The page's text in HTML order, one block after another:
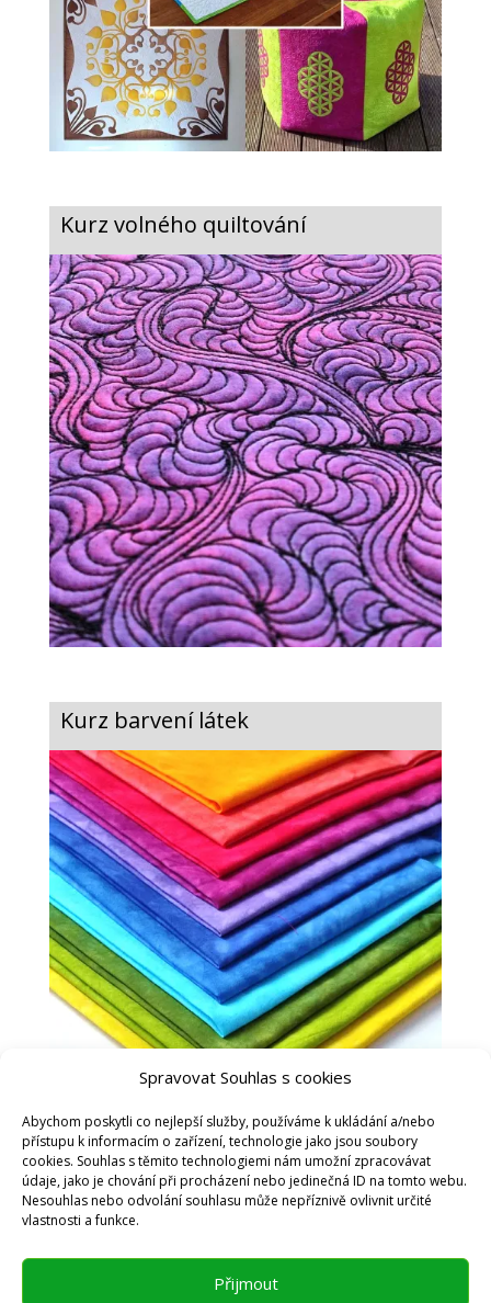
Spravovat Souhlas s cookies
Abychom poskytli co nejlepší služby, používáme k ukládání a/nebo
přístupu k informacím o zařízení, technologie jako jsou soubory
cookies. Souhlas s těmito technologiemi nám umožní zpracovávat
údaje, jako je chování při procházení nebo jedinečná ID na tomto webu.
Nesouhlas nebo odvolání souhlasu může nepříznivě ovlivnit určité
vlastnosti a funkce.
Přijmout
Kurz volného quiltování
Kurz barvení látek
Obchodní podmínky